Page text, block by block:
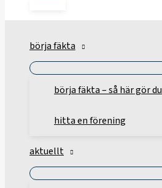
börja fäkta
börja fäkta – så här gör du
hitta en förening
aktuellt